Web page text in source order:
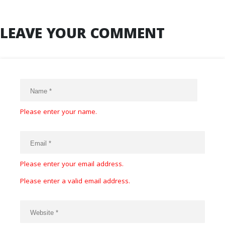
LEAVE YOUR COMMENT
Please enter your name.
Please enter your email address.
Please enter a valid email address.